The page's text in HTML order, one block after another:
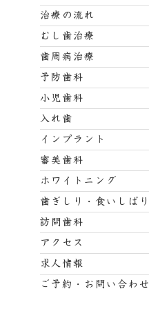
治療の流れ
むし歯治療
歯周病治療
予防歯科
小児歯科
入れ歯
インプラント
審美歯科
ホワイトニング
歯ぎしり・食いしばり
訪問歯科
アクセス
求人情報
ご予約・お問い合わせ